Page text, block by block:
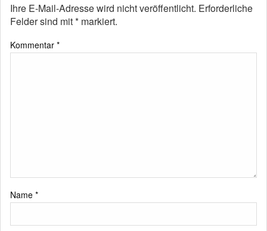
Ihre E-Mail-Adresse wird nicht veröffentlicht. Erforderliche
Felder sind mit* markiert.
Kommentar *
Name *